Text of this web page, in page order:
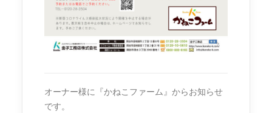
オーナー様に『かねこファーム』からお知らせ
です。